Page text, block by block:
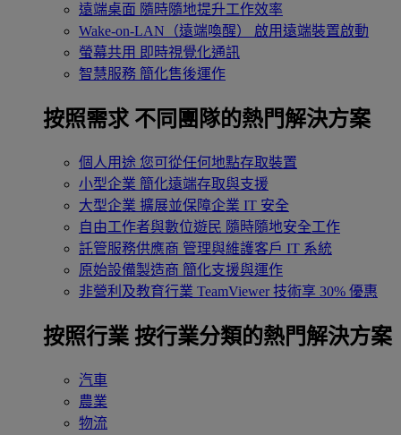
遠端桌面 隨時隨地提升工作效率
Wake-on-LAN（遠端喚醒）
啟用遠端裝置啟動
螢幕共用 即時視覺化通訊
智慧服務 簡化售後運作
按照需求 不同團隊的熱門解決方案
個人用途 您可從任何地點存取裝置
小型企業 簡化遠端存取與支援
大型企業 擴展並保障企業 IT 安全
自由工作者與數位遊民 隨時隨地安全工作
託管服務供應商 管理與維護客戶 IT 系統
原始設備製造商 簡化支援與運作
非營利及教育行業 TeamViewer 技術享 30% 優惠
按照行業 按行業分類的熱門解決方案
汽車
農業
物流